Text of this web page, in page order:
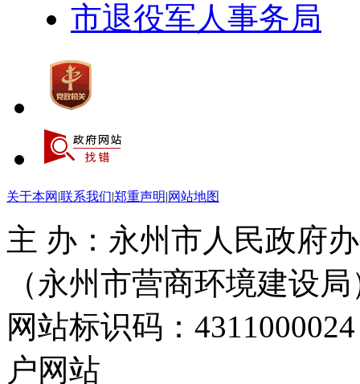
市退役军人事务局
关于本网 |联系我们|郑重声明|网站地图
主 办：永州市人民政府
（永州市营商环境建设局
网站标识码：
户网站